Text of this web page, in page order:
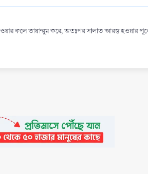
ফলে তায়াম্মুম করে, অতঃপর সালাত আরম্ভ হওয়ার